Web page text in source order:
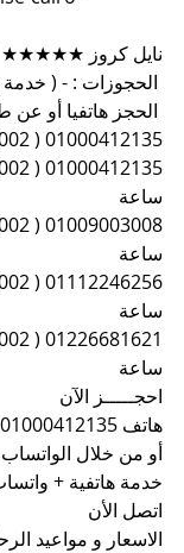
نايل كروز ★★★★★ VIP
الحجوزات : - ( خدمة هاتفية
الحجز هاتفيا أو عن
01000412135 ( 002 )
ساعة
ساعة
ساعة
ساعة
احجـــــز الآن
أو من خلال الواتساب
اتصل الأن
الاسعار و مواعيد